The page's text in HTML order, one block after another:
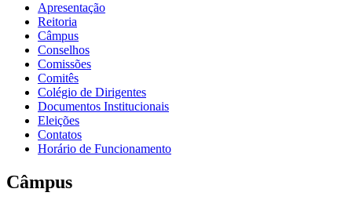
Apresentação
Reitoria
Câmpus
Conselhos
Comissões
Comitês
Colégio de Dirigentes
Documentos Institucionais
Eleições
Contatos
Horário de Funcionamento
Câmpus